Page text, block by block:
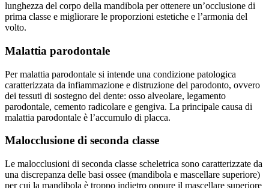
lunghezza del corpo della mandibola per ottenere un’occlusione di
prima classe e migliorare le proporzioni estetiche e l’armonia del
volto.
Malattia parodontale
Per malattia parodontale si intende una condizione patologica
caratterizzata da infiammazione e distruzione del parodonto, ovvero
dei tessuti di sostegno del dente: osso alveolare, legamento
parodontale, cemento radicolare e gengiva. La principale causa di
malattia parodontale è l’accumulo di placca.
Malocclusione di seconda classe
Le malocclusioni di seconda classe scheletrica sono caratterizzate da
una discrepanza delle basi ossee (mandibola e mascellare superiore)
per cui la mandibola è troppo indietro oppure il mascellare superiore